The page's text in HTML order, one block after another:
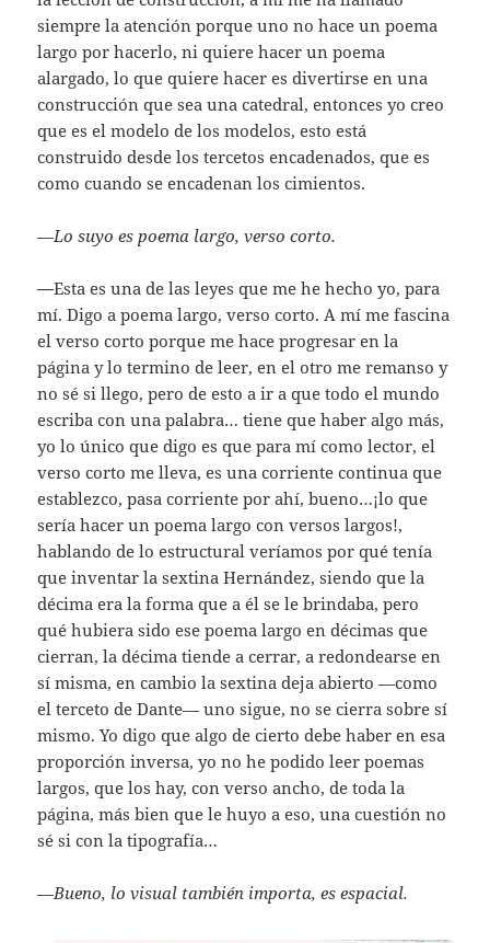
siempre la atención porque uno no hace un poema
largo por hacerlo, ni quiere hacer un poema
alargado, lo que quiere hacer es divertirse en una
construcción que sea una catedral, entonces yo creo
que es el modelo de los modelos, esto está
construido desde los tercetos encadenados, que es
como cuando se encadenan los cimientos.
—Lo suyo es poema largo, verso corto.
—Esta es una de las leyes que me he hecho yo, para
mí. Digo a poema largo, verso corto. A mí me fascina
el verso corto porque me hace progresar en la
página y lo termino de leer, en el otro me remanso y
no sé si llego, pero de esto a ir a que todo el mundo
escriba con una palabra… tiene que haber algo más,
yo lo único que digo es que para mí como lector, el
verso corto me lleva, es una corriente continua que
establezco, pasa corriente por ahí, bueno…¡lo que
sería hacer un poema largo con versos largos!,
hablando de lo estructural veríamos por qué tenía
que inventar la sextina Hernández, siendo que la
décima era la forma que a él se le brindaba, pero
qué hubiera sido ese poema largo en décimas que
cierran, la décima tiende a cerrar, a redondearse en
sí misma, en cambio la sextina deja abierto —como
el terceto de Dante— uno sigue, no se cierra sobre sí
mismo. Yo digo que algo de cierto debe haber en esa
proporción inversa, yo no he podido leer poemas
largos, que los hay, con verso ancho, de toda la
página, más bien que le huyo a eso, una cuestión no
sé si con la tipografía…
—Bueno, lo visual también importa, es espacial.